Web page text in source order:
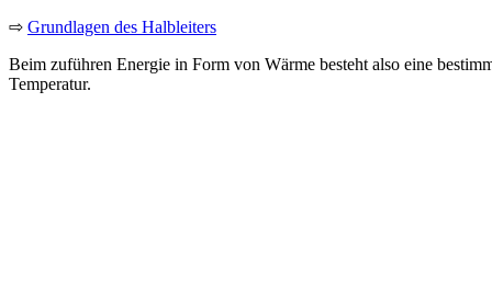
⇨ Grundlagen des Halbleiters
Beim zuführen Energie in Form von Wärme besteht also eine
Temperatur.